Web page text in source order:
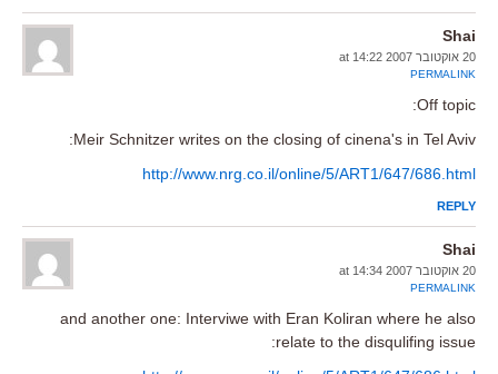
Shai
20 אוקטובר 2007 at 14:22
PERMALINK
Off topic:
Meir Schnitzer writes on the closing of cinena's in Tel Aviv:
http://www.nrg.co.il/online/5/ART1/647/686.html
REPLY
Shai
20 אוקטובר 2007 at 14:34
PERMALINK
and another one: Interviwe with Eran Koliran where he also
relate to the disqulifing issue: